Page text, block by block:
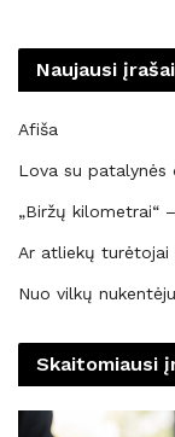
Naujausi įrašai
Afiša
Lova su patalynės
„Biržų kilometrai“
Ar atliekų turėtojai
Nuo vilkų
Skaitomiausi